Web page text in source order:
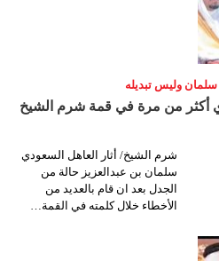
وليس تبديله
أكثر من مرة في قمة شرم الشيخ
شرم الشيخ/ أثار العاهل السعودي
سلمان بن عبدالعزيز حالة من
الجدل بعد ان قام بالعديد من
الأخطاء خلال كلمته في القمة…